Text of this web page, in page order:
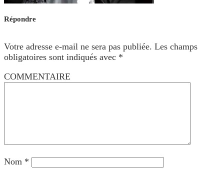
Répondre
Votre adresse e-mail ne sera pas publiée. Les champs
obligatoires sont indiqués avec *
COMMENTAIRE
Nom *